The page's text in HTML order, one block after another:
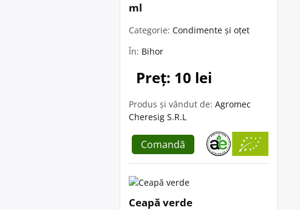
ml
Categorie: Condimente și oțet
În: Bihor
Preț: 10 lei
Produs și vândut de: Agromec
Cheresig S.R.L
Comandă
Ceapă verde